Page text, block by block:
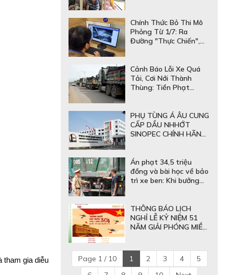
tham gia diễu
Chính Thức Bỏ Thi Mô
Phỏng Từ 1/7: Ra
Đường "Thực Chiến",
Cảnh Báo Lỗi Xe Quá
Tải, Cơi Nới Thành
Thùng: Tiền Phạt
Mooc
PHỤ TÙNG Á ÂU CUNG
CẤP DẦU NHHỚT
SINOPEC CHÍNH HÃNG:
Án phạt 34,5 triệu
đồng và bài học về bảo
trì xe ben: Khi bưởng
THÔNG BÁO LỊCH
NGHỈ LỄ KỶ NIỆM 51
NĂM GIẢI PHÓNG MIỀN
Page 1 / 10
1 2 3 4
5